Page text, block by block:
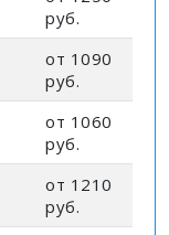
руб.
от 1090
руб.
от 1060
руб.
от 1210
руб.